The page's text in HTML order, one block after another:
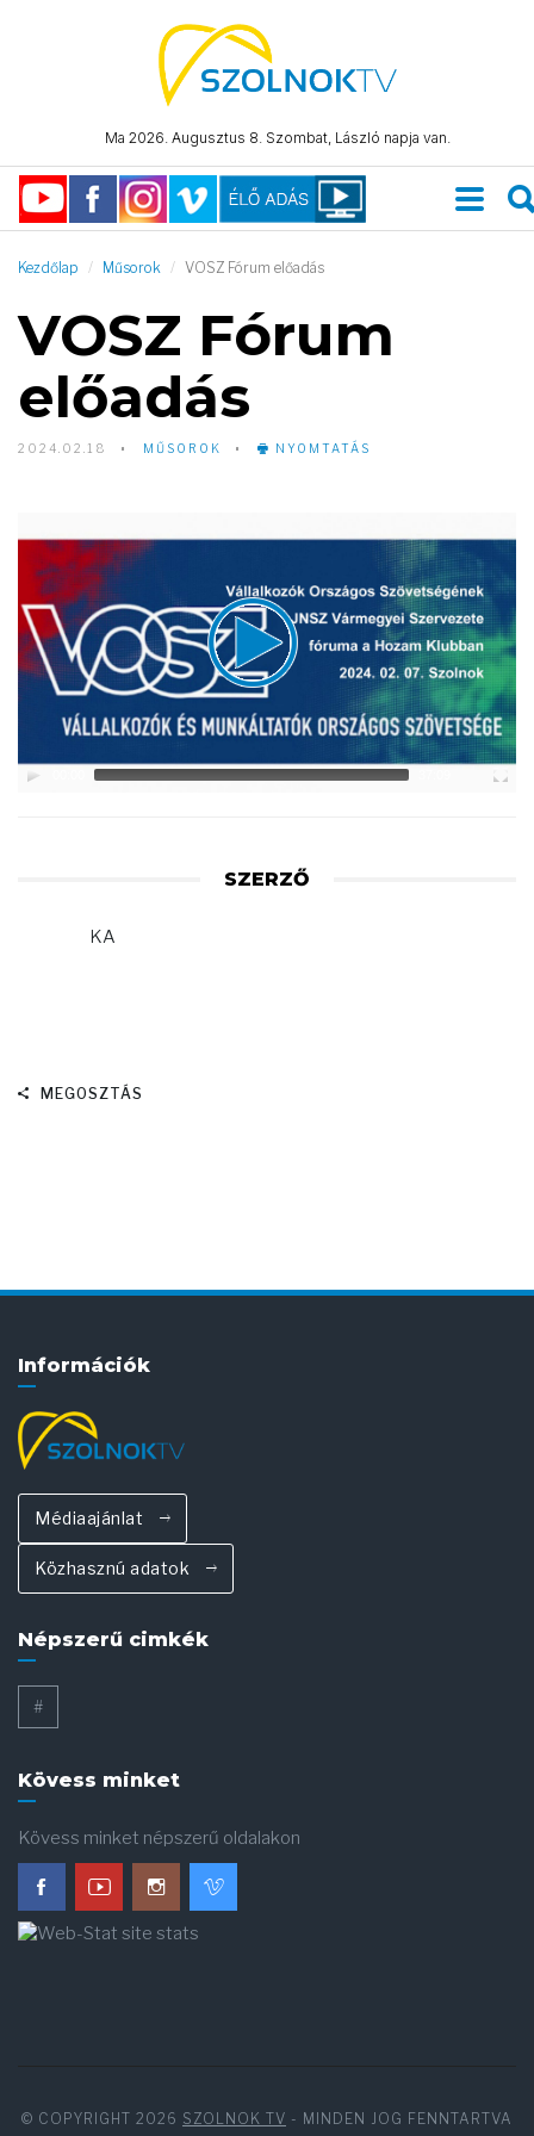
Ma 2026. Augusztus 8. Szombat, László napja van.
Kezdőlap Műsorok VOSZ Fórum előadás
VOSZ Fórum
előadás
2024.02.18 MŰSOROK NYOMTATÁS
Player
SZERZŐ
KA
MEGOSZTÁS
Információk
Médiaajánlat
Közhasznú adatok
Népszerű cimkék
#
Kövess minket
Kövess minket népszerű oldalakon
© COPYRIGHT 2026 SZOLNOK TV - MINDEN JOG FENNTARTVA